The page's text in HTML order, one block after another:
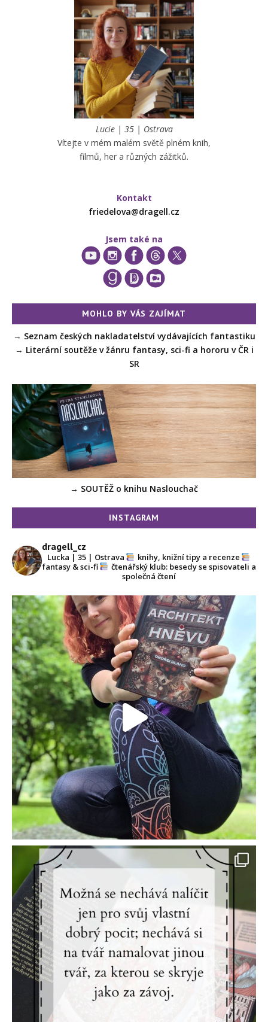
Lucie | 35 | Ostrava
Vítejte v mém malém světě plném knih,
filmů, her a různých zážitků.
Kontakt
friedelova@dragell.cz
Jsem také na
MOHLO BY VÁS ZAJÍMAT
→ Seznam českých nakladatelství vydávajících fantastiku
→ Literární soutěže v žánru fantasy, sci-fi a hororu v ČR i
SR
→ SOUTĚŽ o knihu Naslouchač
INSTAGRAM
dragell_cz
Lucka | 35 | Ostrava
knihy, knižní tipy a recenze
fantasy & sci-fi
čtenářský klub: besedy se spisovateli a
společná čtení